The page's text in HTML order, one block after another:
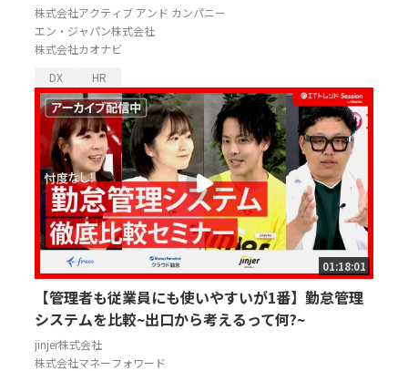
株式会社アクティブ アンド カンパニー
エン・ジャパン株式会社
株式会社カオナビ
DX
HR
01:18:01
【管理者も従業員にも使いやすいが1番】勤怠管理
システムを比較~出口から考えるって何?~
jinjer株式会社
株式会社マネーフォワード